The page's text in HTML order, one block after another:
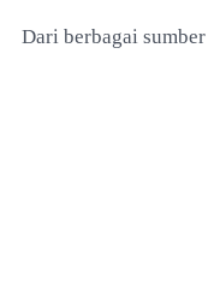
Dari berbagai sumber